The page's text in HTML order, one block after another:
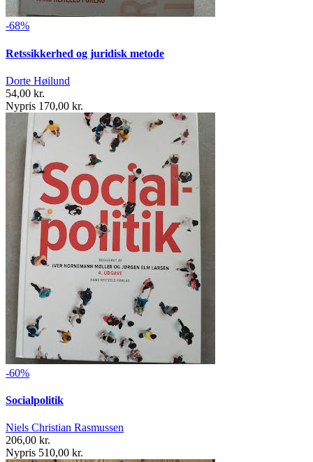
-68%
Retssikkerhed og juridisk metode
Dorte Høilund
54,00 kr.
Nypris 170,00 kr.
-60%
Socialpolitik
Niels Christian Rasmussen
206,00 kr.
Nypris 510,00 kr.